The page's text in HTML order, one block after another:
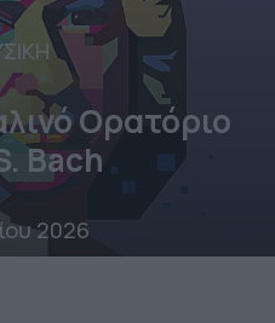
Ορατόριο
Bach
2026